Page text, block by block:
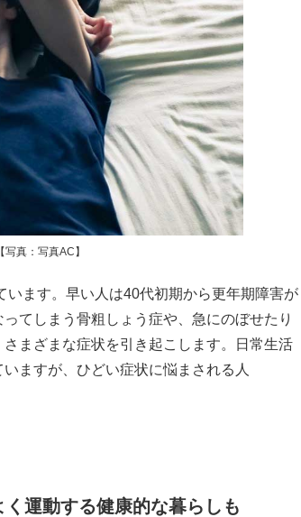
真：写真AC】
ます。早い人は40代初期から更年期障害が
てしまう骨粗しょう症や、急にのぼせたり
まざまな症状を引き起こします。日常生活
ますが、ひどい症状に悩まされる人
運動する健康的な暮らしも